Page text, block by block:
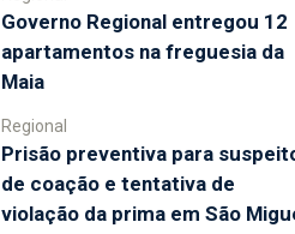
Governo Regional entregou 12
apartamentos na freguesia da
Maia
Regional
Prisão preventiva para
de coação e tentativa de
violação da prima em São